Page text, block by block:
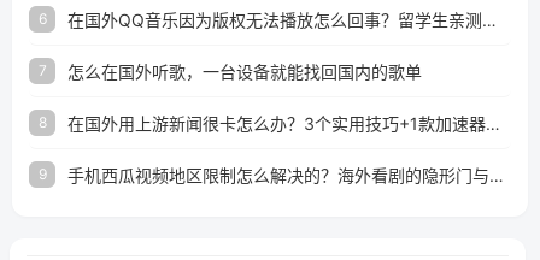
6 在国外QQ音乐因为版权无法播放怎么回事？留学生亲测有效的解决办法
7 怎么在国外听歌，一台设备就能找回国内的歌单
8 在国外用上游新闻很卡怎么办？3个实用技巧+1款加速器解决海外看国内内容难题
9 手机西瓜视频地区限制怎么解决的？海外看剧的隐形门与钥匙